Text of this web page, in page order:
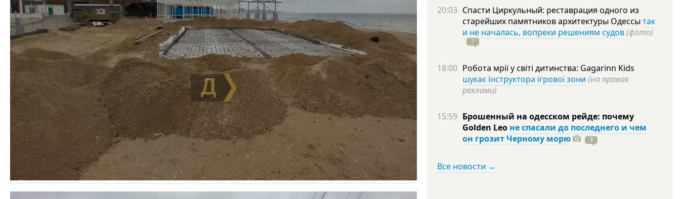
20:03 Спасти Циркульный: реставрация одного из
старейших памятников архитектуры Одессы так
и не началась, вопреки решениям судов(фото)
7
18:00 Робота мрії у світі дитинства: Gagarinn Kids
шукає інструктора ігрової зони (на правах
реклами)
15:59 Брошенный на одесском рейде: почему
Golden Leo не спасали до последнего и чем
он грозит Черному морю
7
Все новости →